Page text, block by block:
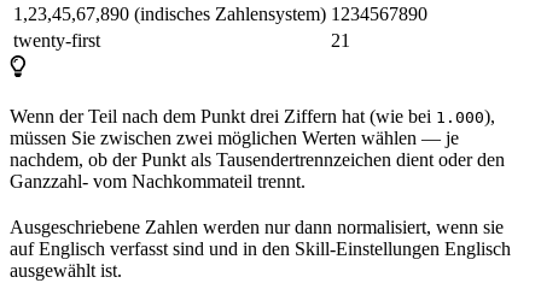
1,23,45,67,890 (indisches Zahlensystem) 1234567890
twenty-first
21
Wenn der Teil nach dem Punkt drei Ziffern hat (wie bei 1.000),
müssen Sie zwischen zwei möglichen Werten wählen — je
nachdem, ob der Punkt als Tausendertrennzeichen dient oder den
Ganzzahl- vom Nachkommateil trennt.
Ausgeschriebene Zahlen werden nur dann normalisiert, wenn sie
auf Englisch verfasst sind und in den Skill-Einstellungen Englisch
ausgewählt ist.